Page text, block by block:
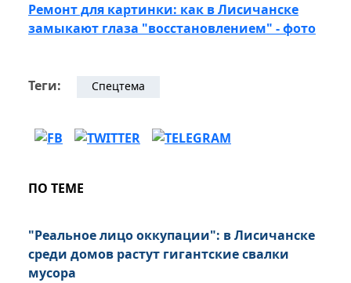
Ремонт для картинки: как в Лисичанске
замыкают глаза "восстановлением" - фото
Теги: Спецтема
ПО ТЕМЕ
"Реальное лицо оккупации": в Лисичанске
среди домов растут гигантские свалки
мусора